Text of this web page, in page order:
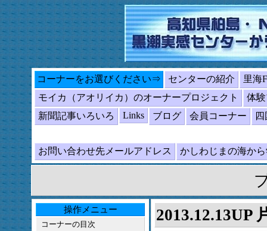
コーナーをお選びください⇒ センターの紹介
里海
モイカ（アオリイカ）のオーナープロジェクト
体
新聞記事いろいろ
Links ブログ 会員コーナー
お問い合わせ先メールアドレス かしわじまの海か
操作メニュー
コーナーの目次
2013.12.13UP